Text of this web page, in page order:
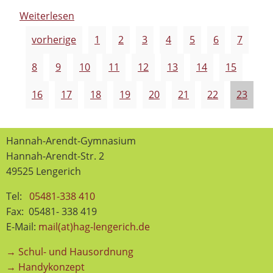
Weiterlesen
vorherige
1 2 3 4 5 6 7
8 9 10 11 12 13 14 15
16 17 18 19 20 21 22 23
Hannah-Arendt-Gymnasium
Hannah-Arendt-Str. 2
49525 Lengerich
Tel: 05481-338 410
Fax: 05481- 338 419
E-Mail: mail(at)hag-lengerich.de
→ Schul- und Hausordnung
→ Handykonzept